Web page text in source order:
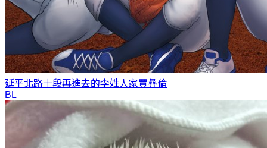
延平北路十段再進去的李姓人家賈彝倫
BL